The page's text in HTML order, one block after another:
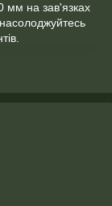
мм на зав'язках